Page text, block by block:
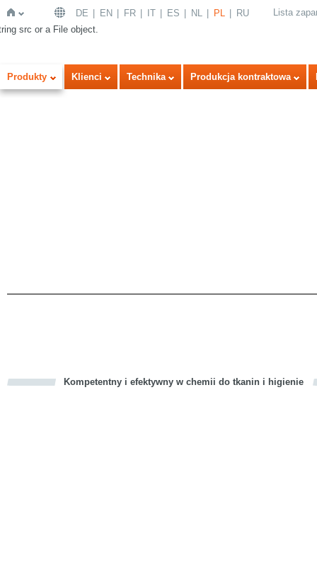
Strona
DE EN FR IT ES NL PL RU Lista
Produkty Klienci Technika Produkcja kontraktowa
src or a File object.
Kompetentny i efektywny w chemii do tkanin i higienie